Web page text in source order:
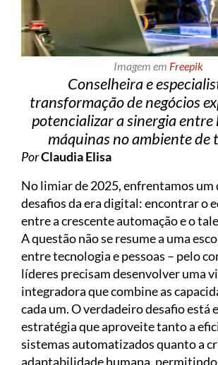
Imagem em Freepik
Conselheira e
transformação de negócios
potencializar a sinergia entre
máquinas no ambiente de
PorClaudia Elisa
No limiar de 2025, enfrentamos um
desafios da era digital: encontrar o
entre a crescente automação e o
A questão não se resume a uma
entre tecnologia e pessoas – pelo
líderes precisam desenvolver uma
integradora que combine as
cada um. O verdadeiro desafio está
estratégia que aproveite tanto a
sistemas automatizados quanto a
adaptabilidade humana, permitindo